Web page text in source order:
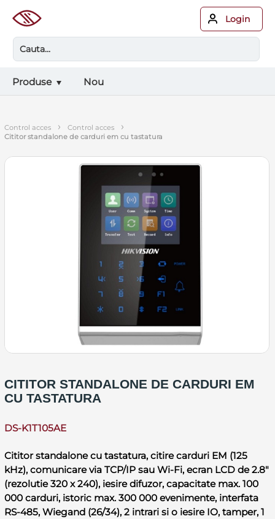
Login
Produse Nou
control acces › control acces ›
cititor standalone de carduri em cu tastatura
CITITOR STANDALONE DE CARDURI EM
CU TASTATURA
DS-K1T105AE
Cititor standalone cu tastatura, citire carduri EM (125
kHz), comunicare via TCP/IP sau Wi-Fi, ecran LCD de 2.8"
(rezolutie 320 x 240), iesire difuzor, capacitate max. 100
000 carduri, istoric max. 300 000 evenimente, interfata
RS-485, Wiegand (26/34), 2 intrari si o iesire IO, tamper, 1